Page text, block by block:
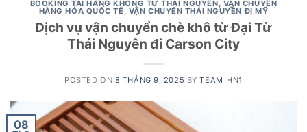
BOOKING TẢI HÀNG KHÔNG TỪ THÁI NGUYÊN, VẬN CHUYỂN
HÀNG HÓA QUỐC TẾ, VẬN CHUYỂN THÁI NGUYÊN ĐI MỸ
Dịch vụ vận chuyển chè khô từ Đại Từ
Thái Nguyên đi Carson City
POSTED ON 8 THÁNG 9, 2025 BYTEAM_HN1
08